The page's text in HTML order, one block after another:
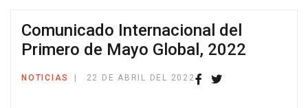
Comunicado Internacional del
Primero de Mayo Global, 2022
NOTICIAS 22 DE ABRIL DEL 2022